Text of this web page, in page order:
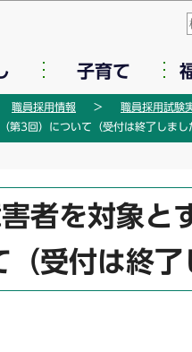
こ
子育て
職員採用情報 職員採用試験
3回）について（受付は終了しまし
者を対象と
受付は終了